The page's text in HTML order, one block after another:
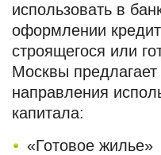
использовать в
оформлении
строящегося или
Москвы
направления
капитала:
«Готовое жилье»